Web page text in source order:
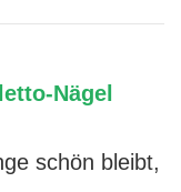
Nägel
schön bleibt,